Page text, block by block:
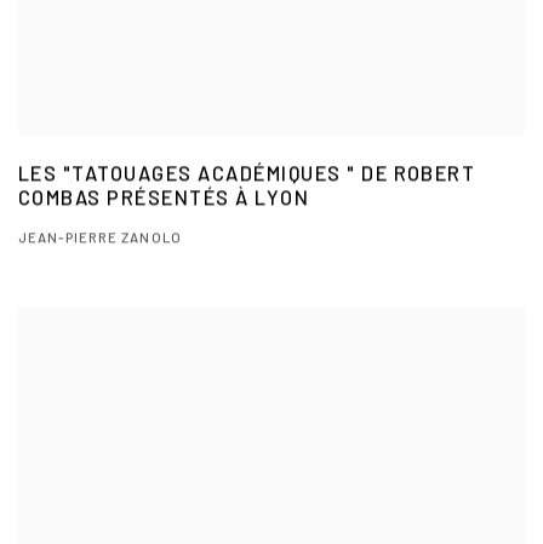
LES "TATOUAGES ACADÉMIQUES " DE ROBERT
COMBAS PRÉSENTÉS À LYON
JEAN-PIERRE ZANOLO